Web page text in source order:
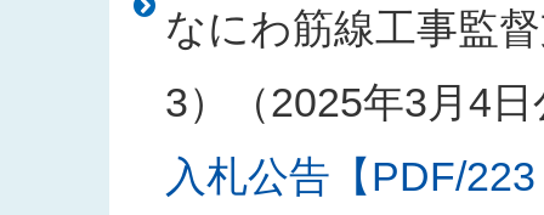
なにわ筋線工事監
3）（2025年3月4
入札公告【PDF/